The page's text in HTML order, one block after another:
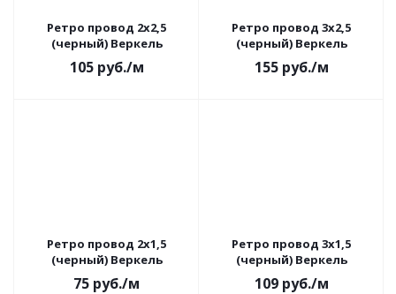
Ретро провод 2х2,5
(черный) Веркель
105руб./м
Ретро провод 3х2,5
(черный) Веркель
155руб./м
Ретро провод 2х1,5
(черный) Веркель
75 руб./м
Ретро провод 3х1,5
(черный) Веркель
109руб./м